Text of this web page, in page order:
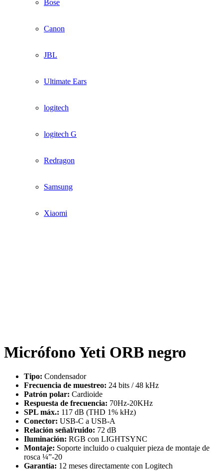
Bose
Canon
JBL
Ultimate Ears
logitech
logitech G
Redragon
Samsung
Xiaomi
Micrófono Yeti ORB negro
Tipo: Condensador
Frecuencia de muestreo: 24 bits / 48 kHz
Patrón polar: Cardioide
Respuesta de frecuencia: 70Hz-20KHz
SPL máx.: 117 dB (THD 1% kHz)
Conector: USB-C a USB-A
Relación señal/ruido: 72 dB
Iluminación: RGB con LIGHTSYNC
Montaje: Soporte incluido o cualquier pieza de montaje de
rosca ¼”-20
Garantía: 12 meses directamente con Logitech